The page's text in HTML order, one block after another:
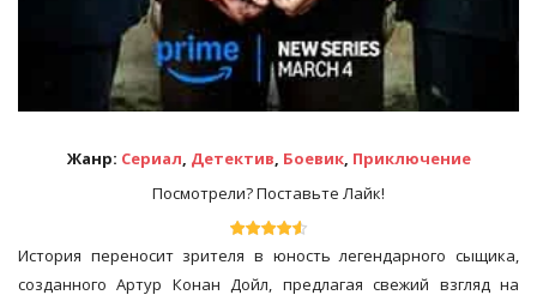
Жанр: Сериал, Детектив, Боевик, Приключение
Посмотрели? Поставьте Лайк!
История переносит зрителя в юность легендарного сыщика,
созданного Артур Конан Дойл, предлагая свежий взгляд на